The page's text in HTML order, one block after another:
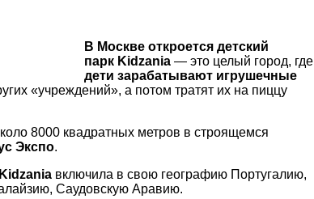
В Москве откроется детский
парк Kidzania— это целый город, где
дети зарабатывают игрушечные
«учреждений», а потом тратят их на пиццу
8000 квадратных метров в строящемся
Экспо.
Kidzania включила в свою географию Португалию,
Саудовскую Аравию.